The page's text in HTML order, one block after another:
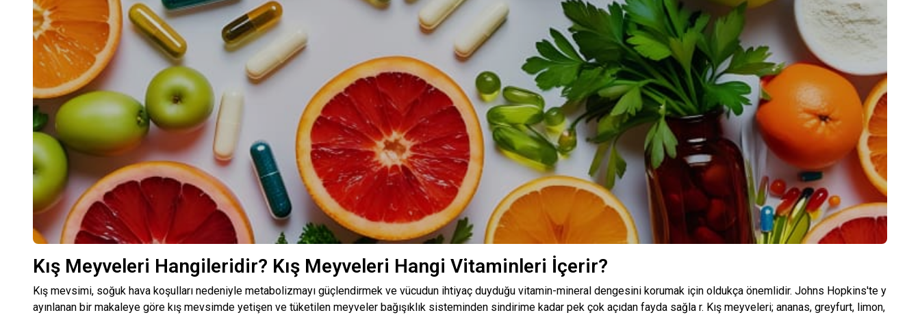
Kış Meyveleri Hangileridir? Kış Meyveleri Hangi Vitaminleri İçerir?
Kış mevsimi, soğuk hava koşulları nedeniyle metabolizmayı güçlendirmek ve vücudun ihtiyaç duyduğu vitamin-mineral dengesini korumak için oldukça önemlidir. Johns Hopkins'te y
ayınlanan bir makaleye göre kış mevsimde yetişen ve tüketilen meyveler bağışıklık sisteminden sindirime kadar pek çok açıdan fayda sağla r. Kış meyveleri; ananas, greyfurt, limon,